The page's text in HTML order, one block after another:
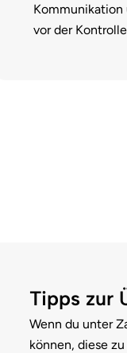
Kommunikation
vor der
Tipps zur
Wenn du unter
können, diese